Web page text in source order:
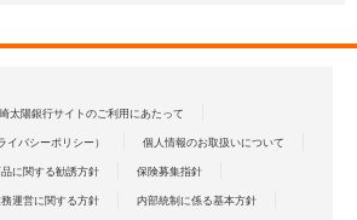
太陽銀行サイトのご利用にあたって
イバシーポリシー） 個人情報のお取扱いについて
に関する勧誘方針 保険募集指針
運営に関する方針 内部統制に係る基本方針